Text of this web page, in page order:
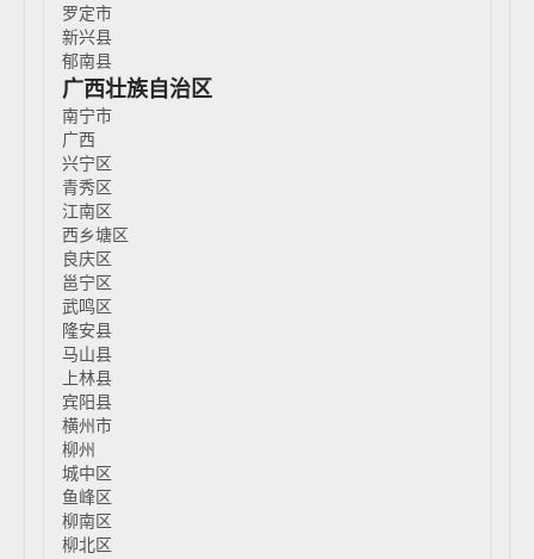
罗定市
新兴县
郁南县
广西壮族自治区
南宁市
广西
兴宁区
青秀区
江南区
西乡塘区
良庆区
邕宁区
武鸣区
隆安县
马山县
上林县
宾阳县
横州市
柳州
城中区
鱼峰区
柳南区
柳北区